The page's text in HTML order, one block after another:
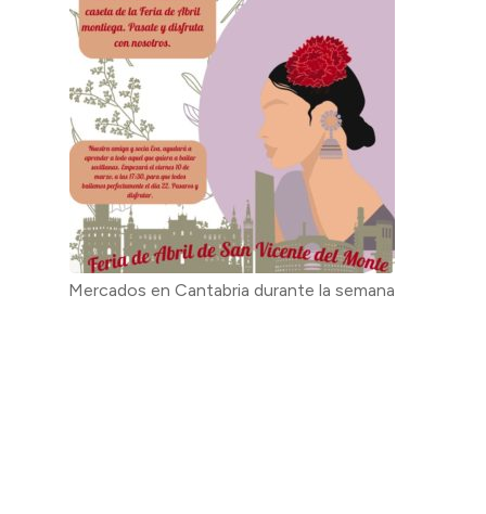
Mercados en Cantabria durante la semana